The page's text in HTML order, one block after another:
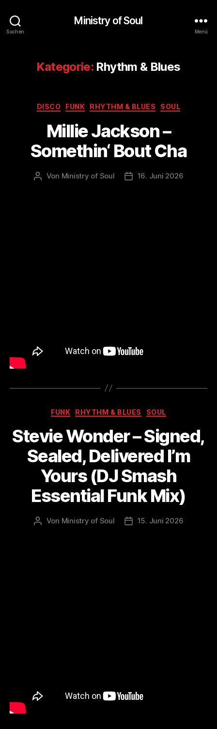
Suchen
Ministry of Soul
Menü
Kategorie: Rhythm & Blues
Kategorien
DISCO FUNK RHYTHM & BLUES SOUL
Millie Jackson –
Somethin‘ Bout Cha
Beitragsautor
Von Ministry of Soul Veröffentlichungsdatum
16. Juni 2026
Kategorien
FUNK RHYTHM & BLUES SOUL
Stevie Wonder – Signed,
Sealed, Delivered I’m
Yours (DJ Smash
Essential Funk Mix)
Beitragsautor
Von Ministry of Soul Veröffentlichungsdatum
15. Juni 2026